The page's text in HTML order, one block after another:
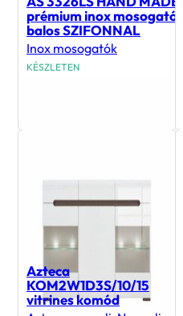
prémium inox mosogató
balos SZIFONNAL
Inox mosogatók
KÉSZLETEN
Azteca
KOM2W1D3S/10/15
vitrines komód